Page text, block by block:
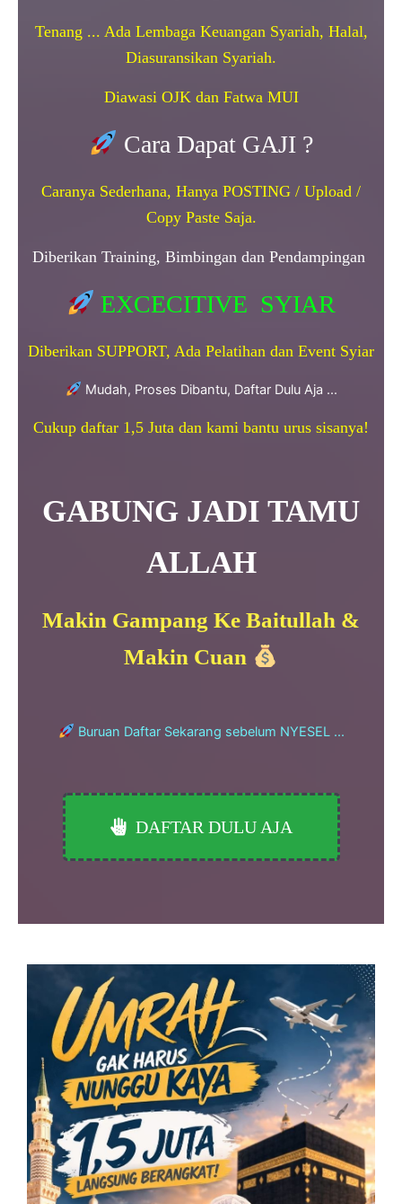
Tenang ... Ada Lembaga Keuangan Syariah, Halal,
Diasuransikan Syariah.
Diawasi OJK dan Fatwa MUI
Cara Dapat GAJI ?
Caranya Sederhana, Hanya POSTING / Upload /
Copy Paste Saja.
Diberikan Training, Bimbingan dan Pendampingan
EXCECITIVE SYIAR
Diberikan SUPPORT, Ada Pelatihan dan Event Syiar
Mudah, Proses Dibantu, Daftar Dulu Aja ...
Cukup daftar 1,5 Juta dan kami bantu urus sisanya!
GABUNG JADI TAMU
ALLAH
Makin Gampang Ke Baitullah &
Makin Cuan
Buruan Daftar Sekarang sebelum NYESEL ...
DAFTAR DULU AJA